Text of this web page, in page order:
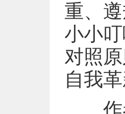
重、
小小
对照
自我
作者